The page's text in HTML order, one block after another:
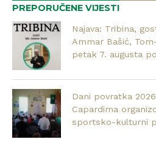
PREPORUČENE VIJESTI
Najava: Tribina,
Ammar Bašić,
petak 7. augusta
Dani povratka
Capardima
sportsko-kulturni